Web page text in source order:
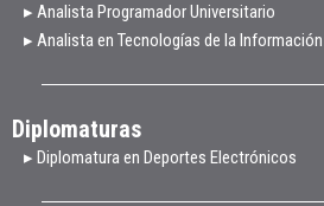
▸ Analista Programador Universitario
▸ Analista en Tecnologías de la
Diplomaturas
▸ Diplomatura en Deportes Electrónicos